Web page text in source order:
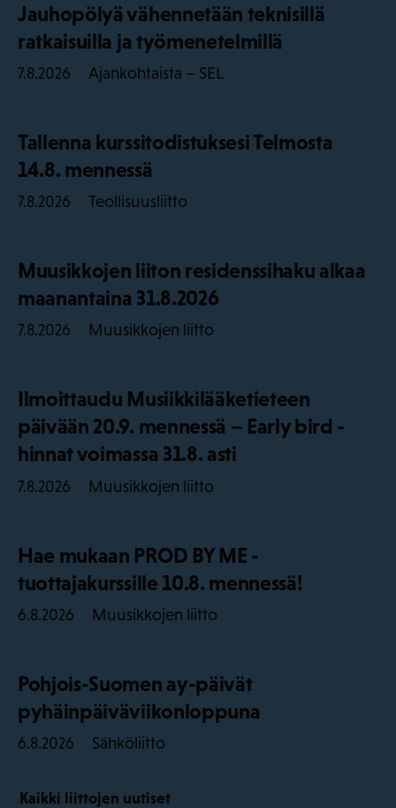
Jauhopölyä vähennetään teknisillä
ratkaisuilla ja työmenetelmillä
7.8.2026 Ajankohtaista – SEL
Tallenna kurssitodistuksesi Telmosta
14.8. mennessä
7.8.2026 Teollisuusliitto
Muusikkojen liiton residenssihaku alkaa
maanantaina 31.8.2026
7.8.2026 Muusikkojen liitto
Ilmoittaudu Musiikkilääketieteen
päivään 20.9. mennessä – Early bird -
hinnat voimassa 31.8. asti
7.8.2026 Muusikkojen liitto
Hae mukaan PROD BY ME -
tuottajakurssille 10.8. mennessä!
6.8.2026 Muusikkojen liitto
Pohjois-Suomen ay-päivät
pyhäinpäiväviikonloppuna
6.8.2026 Sähköliitto
Kaikki liittojen uutiset